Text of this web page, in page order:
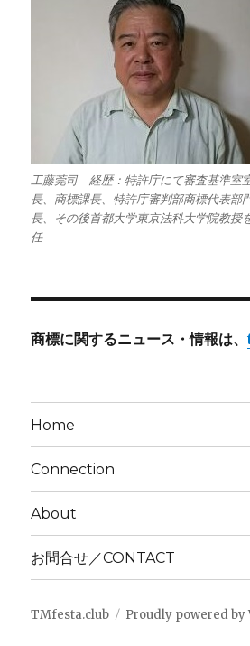
工藤莞司 経歴：特許庁にて審査基準室
長、商標課長、特許庁審判部商標代表部
長、その後首都大学東京法科大学院教授
任
商標に関するニュース・情報は、
Home
Connection
About
お問合せ／CONTACT
TMfesta.club Proudly powered by